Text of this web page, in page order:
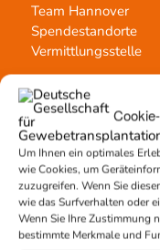
Um Ihnen ein optimales
wie Cookies, um
zuzugreifen. Wenn Sie
wie das Surfverhalten oder
Wenn Sie Ihre Zustimmung
bestimmte Merkmale und
Team Hannover
Spendestandorte
Vermittlungsstelle
Transplantat